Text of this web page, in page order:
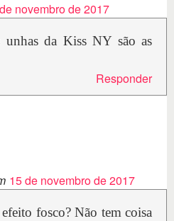
novembro de 2017
da Kiss NY são as
Responder
15 de novembro de 2017
fosco? Não tem coisa